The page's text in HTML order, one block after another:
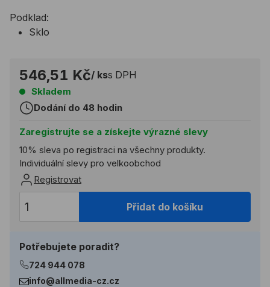
Podklad:
Sklo
546,51 Kč/ kss DPH
Skladem
Dodání do 48 hodin
Zaregistrujte se a získejte výrazné slevy
10% sleva po registraci na všechny produkty.
Individuální slevy pro velkoobchod
Registrovat
Přidat do košíku
Potřebujete poradit?
724 944 078
info@allmedia-cz.cz